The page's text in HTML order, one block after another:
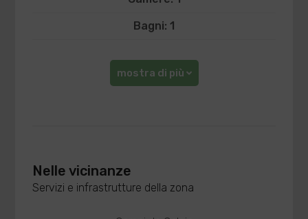
Bagni: 1
mostra di più
Nelle vicinanze
Servizi e infrastrutture della zona